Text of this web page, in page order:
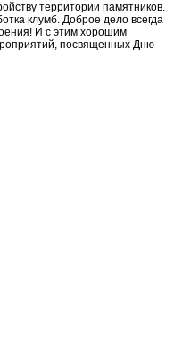
территории памятников.
клумб. Доброе дело всегда
И с этим хорошим
посвященных Дню